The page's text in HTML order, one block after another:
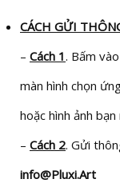
CÁCH GỬI
– Cách 1. Bấm
màn hình chọn
hoặc hình ảnh
– Cách 2. Gửi
info@Pluxi.Art